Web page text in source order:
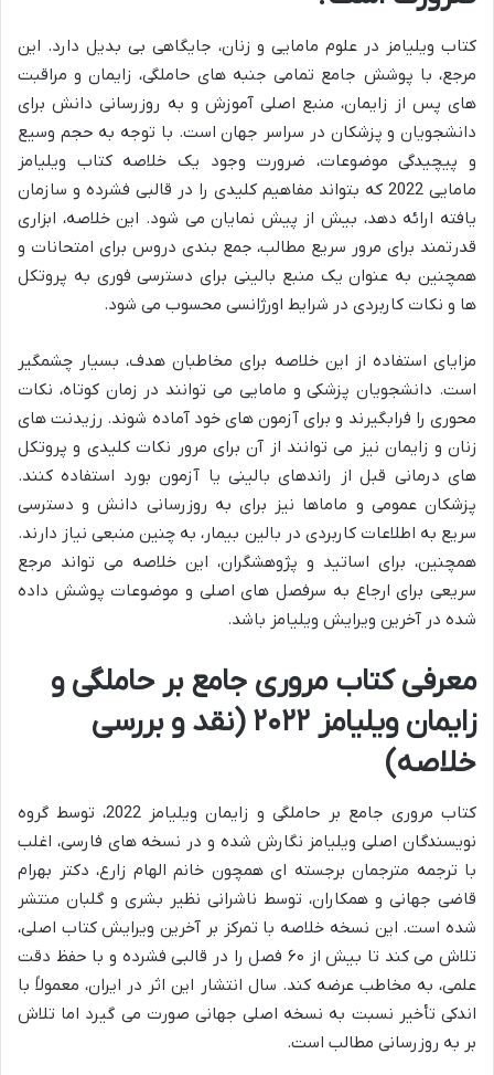
کتاب ویلیامز در علوم مامایی و زنان، جایگاهی بی بدیل دارد. این
مرجع، با پوشش جامع تمامی جنبه های حاملگی، زایمان و مراقبت
های پس از زایمان، منبع اصلی آموزش و به روزرسانی دانش برای
دانشجویان و پزشکان در سراسر جهان است. با توجه به حجم وسیع
و پیچیدگی موضوعات، ضرورت وجود یک خلاصه کتاب ویلیامز
مامایی 2022 که بتواند مفاهیم کلیدی را در قالبی فشرده و سازمان
یافته ارائه دهد، بیش از پیش نمایان می شود. این خلاصه، ابزاری
قدرتمند برای مرور سریع مطالب، جمع بندی دروس برای امتحانات و
همچنین به عنوان یک منبع بالینی برای دسترسی فوری به پروتکل
ها و نکات کاربردی در شرایط اورژانسی محسوب می شود.
مزایای استفاده از این خلاصه برای مخاطبان هدف، بسیار چشمگیر
است. دانشجویان پزشکی و مامایی می توانند در زمان کوتاه، نکات
محوری را فرابگیرند و برای آزمون های خود آماده شوند. رزیدنت های
زنان و زایمان نیز می توانند از آن برای مرور نکات کلیدی و پروتکل
های درمانی قبل از راندهای بالینی یا آزمون بورد استفاده کنند.
پزشکان عمومی و ماماها نیز برای به روزرسانی دانش و دسترسی
سریع به اطلاعات کاربردی در بالین بیمار، به چنین منبعی نیاز دارند.
همچنین، برای اساتید و پژوهشگران، این خلاصه می تواند مرجع
سریعی برای ارجاع به سرفصل های اصلی و موضوعات پوشش داده
شده در آخرین ویرایش ویلیامز باشد.
معرفی کتاب مروری جامع بر حاملگی و
زایمان ویلیامز ۲۰۲۲ (نقد و بررسی
خلاصه)
کتاب مروری جامع بر حاملگی و زایمان ویلیامز 2022، توسط گروه
نویسندگان اصلی ویلیامز نگارش شده و در نسخه های فارسی، اغلب
با ترجمه مترجمان برجسته ای همچون خانم الهام زارع، دکتر بهرام
قاضی جهانی و همکاران، توسط ناشرانی نظیر بشری و گلبان منتشر
شده است. این نسخه خلاصه با تمرکز بر آخرین ویرایش کتاب اصلی،
تلاش می کند تا بیش از ۶۰ فصل را در قالبی فشرده و با حفظ دقت
علمی، به مخاطب عرضه کند. سال انتشار این اثر در ایران، معمولاً با
اندکی تأخیر نسبت به نسخه اصلی جهانی صورت می گیرد اما تلاش
بر به روزرسانی مطالب است.